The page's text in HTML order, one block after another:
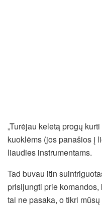
„Turėjau keletą progų
kuoklėms (jos panašios į
liaudies instrumentams.
Tad buvau itin
prisijungti prie
tai ne pasaka, o tikri